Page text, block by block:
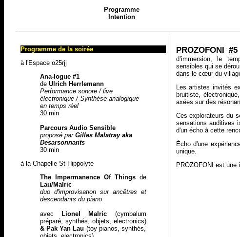
Programme
Intention
Programme de la soirée
à l'Espace o25rjj
Ana-logue#1
deUlrich Herrlemann
Performance sonore / live
électronique / Synthèse analogique
en temps réel
30 min
Parcours Audio Sensible
proposé par Gilles Malatray aka
Desarsonnants
30 min
à la Chapelle St Hippolyte
The
Impermanence Of Things de
Lau/Malric
duo d'improvisation sur ancêtres et
descendants du piano
avec
Lionel Malric (cymbalum
préparé, synthés, objets, electronics)
& Pak Yan Lau (toy pianos, synthés,
PROZOFONI #5
d’immersion, le
sensibles qui se
dans le cœur du
Les artistes invités
bruitiste,
axées sur des
Ces explorateurs du
sensations auditives
d'un écho à cette
Écho d'une
unique.
PROZOFONI est une